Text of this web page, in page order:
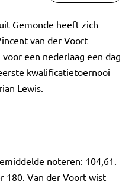
Gemonde heeft zich
van der Voort
een nederlaag een dag
kwalificatietoernooi
Lewis.
noteren: 104,61.
180. Van der Voort wist